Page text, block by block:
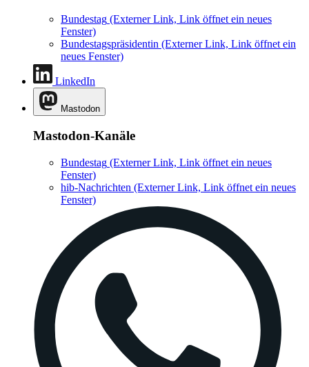
Bundestag (Externer Link, Link öffnet ein neues
Fenster)
Bundestagspräsidentin (Externer Link, Link öffnet ein
neues Fenster)
LinkedIn
Mastodon
Mastodon-Kanäle
Bundestag (Externer Link, Link öffnet ein neues
Fenster)
hib-Nachrichten (Externer Link, Link öffnet ein neues
Fenster)